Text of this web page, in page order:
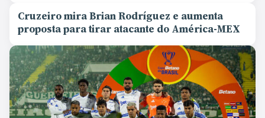
Cruzeiro mira Brian Rodríguez e aumenta
proposta para tirar atacante do América-MEX